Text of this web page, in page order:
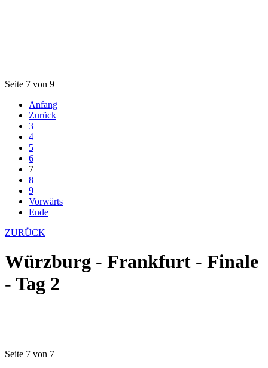
Seite 7 von 9
Anfang
Zurück
3
4
5
6
7
8
9
Vorwärts
Ende
ZURÜCK
Würzburg - Frankfurt - Finale
- Tag 2
Seite 7 von 7